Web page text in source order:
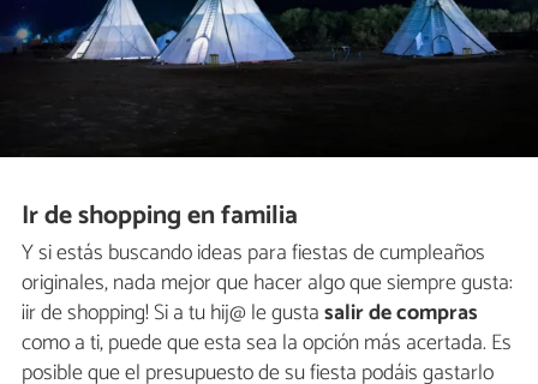
Ir de shopping en familia
Y si estás buscando ideas para fiestas de cumpleaños
originales, nada mejor que hacer algo que siempre gusta:
¡ir de shopping! Si a tu hij@ le gustasalir de compras
como a ti, puede que esta sea la opción más acertada. Es
posible que el presupuesto de su fiesta podáis gastarlo